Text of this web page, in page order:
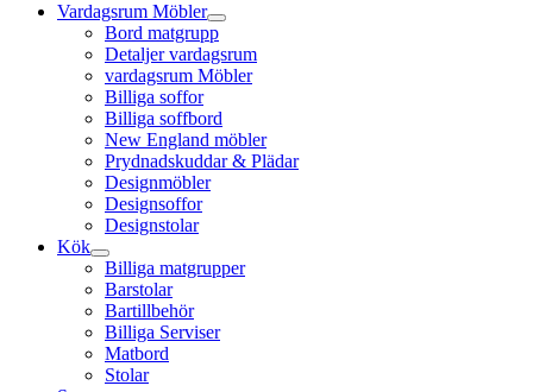
Vardagsrum Möbler
Bord matgrupp
Detaljer vardagsrum
vardagsrum Möbler
Billiga soffor
Billiga soffbord
New England möbler
Prydnadskuddar & Plädar
Designmöbler
Designsoffor
Designstolar
Kök
Billiga matgrupper
Barstolar
Bartillbehör
Billiga Serviser
Matbord
Stolar